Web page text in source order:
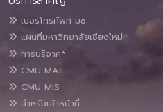
เบอร์โทรศัพท์ มช.
แผนที่มหาวิทยาลัยเชียงใหม่
การบริจาค*
CMU MAIL
CMU MIS
สำหรับเจ้าหน้าที่